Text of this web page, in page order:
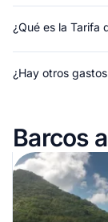
¿Qué es la Tarifa
¿Hay otros
Barcos